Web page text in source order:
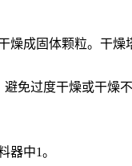
燥成固体颗粒。干燥
免过度干燥或干燥
器中1。